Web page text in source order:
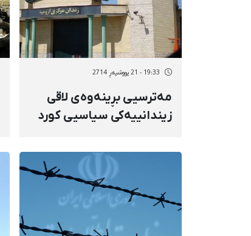
19:33 - 21 پووشپەڕ 2714
مەترسیی بڕینەوەی لاقی
زیندانییەکی سیاسیی کورد